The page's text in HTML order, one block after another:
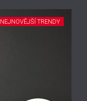
NEJNOVĚJŠÍ TRENDY